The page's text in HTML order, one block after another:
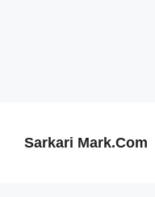
Sarkari Mark.Com